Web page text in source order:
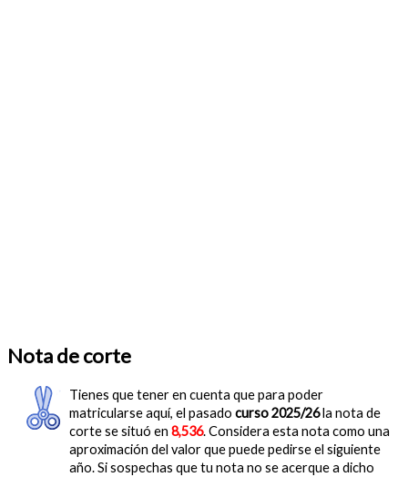
Nota de corte
Tienes que tener en cuenta que para poder
matricularse aquí, el pasado curso 2025/26la nota de
corte se situó en 8,536. Considera esta nota como una
aproximación del valor que puede pedirse el siguiente
año. Si sospechas que tu nota no se acerque a dicho